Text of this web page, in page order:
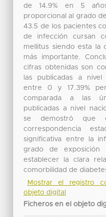
de 14.9% en 5
proporcional al grado
43.5 de los pacientes
de infección cursan
mellitus siendo esta la
más importante.
cifras obtenidas son
las publicadas a nivel
entre 0 y 17.39%
comparada a las
publicadas a nivel
se demostró que
correspondencia
significativa entre la
grado de exposición
establecer la clara
comorbilidad de
Mostrar el registro
objeto digital
Ficheros en el objeto